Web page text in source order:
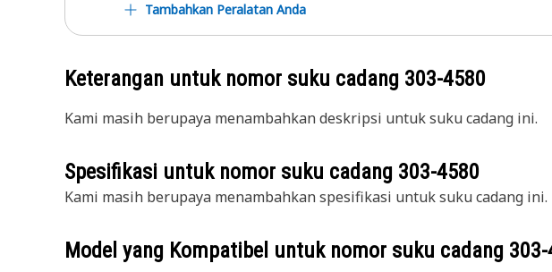
Tambahkan Peralatan Anda
Keterangan untuk nomor suku cadang 303-4580
Kami masih berupaya menambahkan deskripsi untuk suku cadang ini.
Spesifikasi untuk nomor suku cadang 303-4580
Kami masih berupaya menambahkan spesifikasi untuk suku cadang ini.
Model yang Kompatibel untuk nomor suku cadang